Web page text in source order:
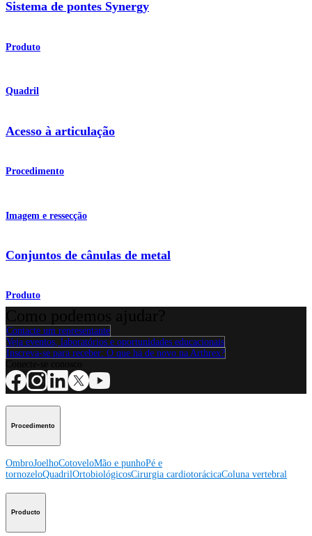
Sistema de pontes Synergy
Produto
Quadril
Acesso à articulação
Procedimento
Imagem e ressecção
Conjuntos de cânulas de metal
Produto
Contacte um representante
Veja eventos, laboratórios e oportunidades educacionais
Inscreva-se para receber: O que há de novo na Arthrex?
Procedimento
OmbroJoelhoCotoveloMão e punhoPé e
tornozeloQuadrilOrtobiológicosCirurgia cardiotorácicaColuna vertebral
Producto